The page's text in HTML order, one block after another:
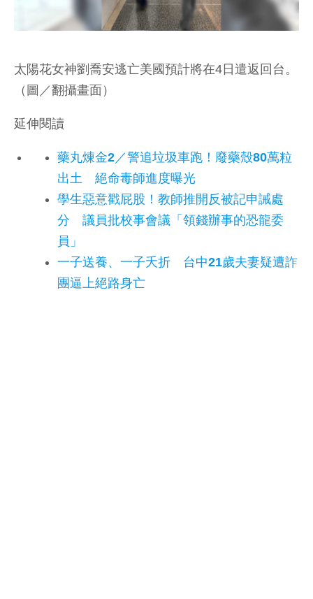
太陽花女神劉喬安逃亡美國預計將在4日遣返回台。
（圖／翻攝畫面）
延伸閱讀
藥丸煉金2／警追垃圾車跑！廢藥殼80萬粒
出土 絕命毒師進度曝光
學生惡意戳屁股！教師推開反被記申誡處
分 議員批校事會議「領錢辦事的恐龍委
員」
一子送養、一子夭折 台中21歲夫妻疑遭詐
團逼上絕路身亡